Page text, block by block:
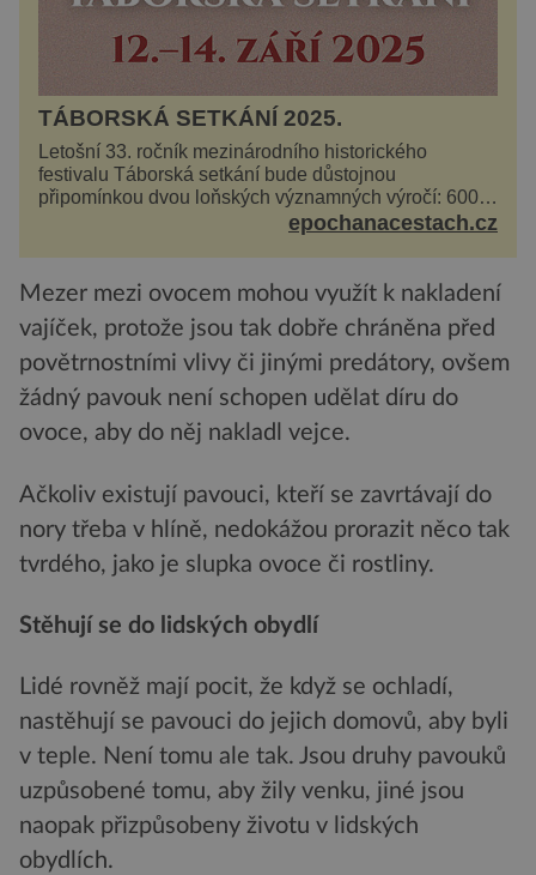
TÁBORSKÁ SETKÁNÍ 2025.
Letošní 33. ročník mezinárodního historického
festivalu Táborská setkání bude důstojnou
připomínkou dvou loňských významných výročí: 600
let od úmrtí nikdy v poli neporaženého hejtmana Jana
epochanacestach.cz
Mezer mezi ovocem mohou využít k nakladení
vajíček, protože jsou tak dobře chráněna před
povětrnostními vlivy či jinými predátory, ovšem
žádný pavouk není schopen udělat díru do
ovoce, aby do něj nakladl vejce.
Ačkoliv existují pavouci, kteří se zavrtávají do
nory třeba v hlíně, nedokážou prorazit něco tak
tvrdého, jako je slupka ovoce či rostliny.
Stěhují se do lidských obydlí
Lidé rovněž mají pocit, že když se ochladí,
nastěhují se pavouci do jejich domovů, aby byli
v teple. Není tomu ale tak. Jsou druhy pavouků
uzpůsobené tomu, aby žily venku, jiné jsou
naopak přizpůsobeny životu v lidských
obydlích.